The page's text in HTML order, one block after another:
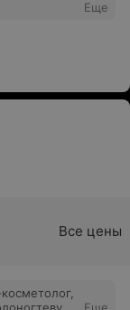
Еще
Все цены